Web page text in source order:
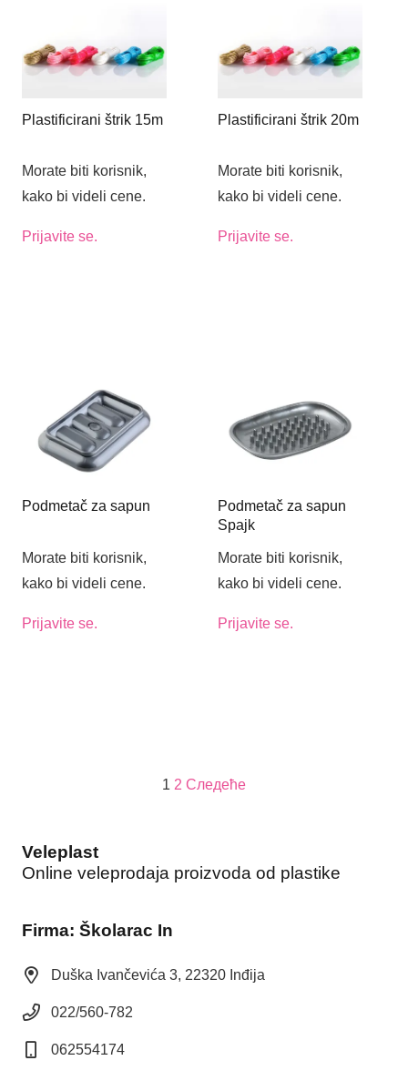
Plastificirani štrik 15m
Morate biti korisnik,
kako bi videli cene.
Prijavite se.
Plastificirani štrik 20m
Morate biti korisnik,
kako bi videli cene.
Prijavite se.
Podmetač za sapun
Morate biti korisnik,
kako bi videli cene.
Prijavite se.
Podmetač za sapun
Spajk
Morate biti korisnik,
kako bi videli cene.
Prijavite se.
1 2 Следеће
Veleplast
Online veleprodaja proizvoda od plastike
Firma: Školarac In
Duška Ivančevića 3, 22320 Inđija
022/560-782
062554174